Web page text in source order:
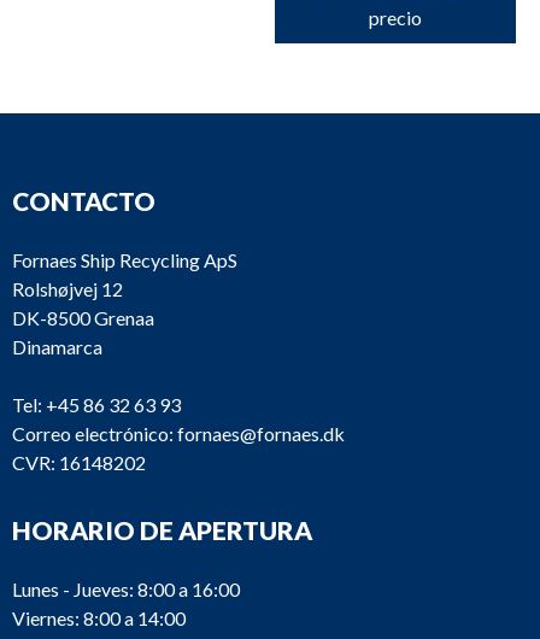
precio
CONTACTO
Fornaes Ship Recycling ApS
Rolshøjvej 12
DK-8500 Grenaa
Dinamarca
Tel: +45 86 32 63 93
Correo electrónico: fornaes@fornaes.dk
CVR: 16148202
HORARIO DE APERTURA
Lunes - Jueves: 8:00 a 16:00
Viernes: 8:00 a 14:00